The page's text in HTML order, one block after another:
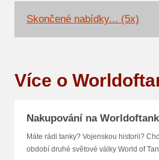
Skončené nabídky... (5x)
Více o
Nakupování na
Máte rádi tanky? Vojenskou historii?
období druhé světové války World of